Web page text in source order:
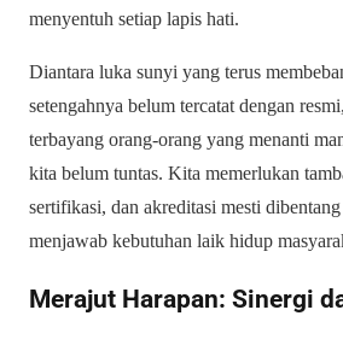
menyentuh setiap lapis hati.
Diantara luka sunyi yang terus
setengahnya belum tercatat dengan
terbayang orang-orang yang menanti
kita belum tuntas. Kita memerlukan
sertifikasi, dan akreditasi mesti
menjawab kebutuhan laik hidup
Merajut Harapan: Sinergi